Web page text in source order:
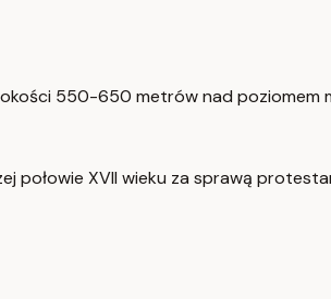
550-650 metrów nad poziomem
połowie XVII wieku za sprawą